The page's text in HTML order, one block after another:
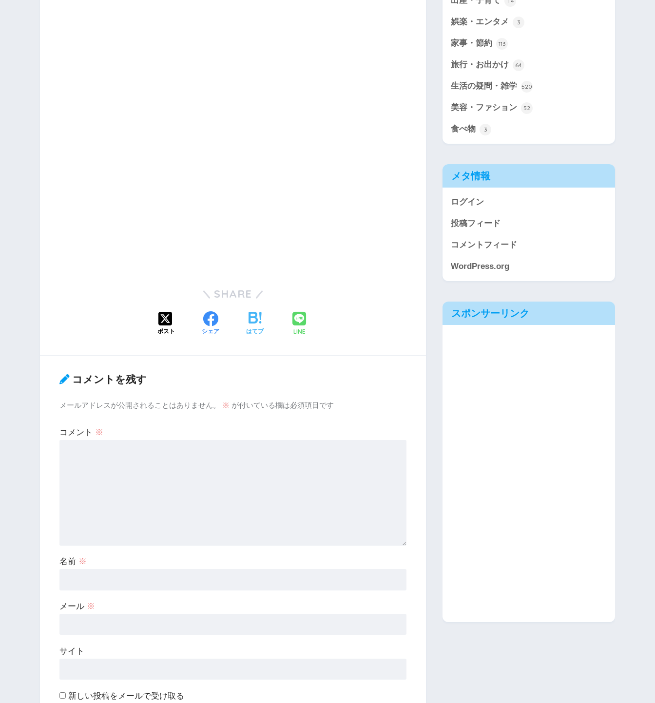
SHARE
ポスト シェア はてブ LINE
コメントを残す
メールアドレスが公開されることはありません。 ※ が付いている欄は必須項目です
コメント ※
名前 ※
メール ※
サイト
新しい投稿をメールで受け取る
娯楽・エンタメ 3
家事・節約 113
旅行・お出かけ 64
生活の疑問・雑学 520
美容・ファション 52
食べ物 3
メタ情報
ログイン
投稿フィード
コメントフィード
WordPress.org
スポンサーリンク